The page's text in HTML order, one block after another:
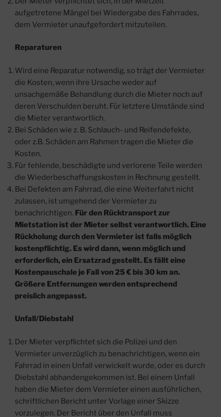
aufgetretene Mängel bei Wiedergabe des Fahrrades,
dem Vermieter unaufgefordert mitzuteilen.
Reparaturen
Wird eine Reparatur notwendig, so trägt der Vermieter
die Kosten, wenn ihre Ursache weder auf
unsachgemäße Behandlung durch die Mieter noch auf
deren Verschulden beruht. Für letztere Umstände sind
die Mieter verantwortlich.
Bei Schäden wie z. B. Schlauch- und Reifendefekte,
oder z.B. Schäden am Rahmen tragen die Mieter die
Kosten.
Für fehlende, beschädigte und verlorene Teile werden
die Wiederbeschaffungskosten in Rechnung gestellt.
Bei Defekten am Fahrrad, die eine Weiterfahrt nicht
zulassen, ist umgehend der Vermieter zu
benachrichtigen. Für den Rücktransport zur
Mietstation ist der Mieter selbst verantwortlich. Eine
Rückholung durch den Vermieter ist falls möglich
kostenpflichtig. Es wird dann, wenn möglich und
erforderlich, ein Ersatzrad gestellt. Es fällt eine
Kostenpauschale je Fall von 25 € bis 30 km an.
Größere Entfernungen werden entsprechend
preislich angepasst.
Unfall/Diebstahl
Der Mieter verpflichtet sich die Polizei und den
Vermieter unverzüglich zu benachrichtigen, wenn ein
Fahrrad in einen Unfall verwickelt wurde, oder es durch
Diebstahl abhandengekommen ist. Bei einem Unfall
haben die Mieter dem Vermieter einen ausführlichen,
schriftlichen Bericht unter Vorlage einer Skizze
vorzulegen. Der Bericht über den Unfall muss